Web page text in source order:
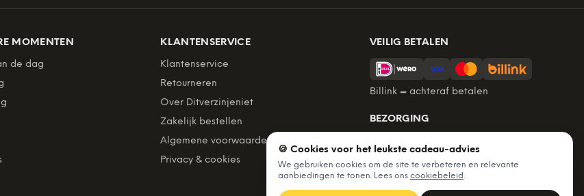
MOMENTEN
de dag
KLANTENSERVICE
Klantenservice
Retourneren
Over Ditverzinjeniet
Zakelijk bestellen
Algemene voorwaarden
Privacy & cookies
VEILIG BETALEN
Billink = achteraf betalen
BEZORGING
Gratis verzending vanaf €60. Tot 365
dagen retourneren.
★ 4,7/5 uit 6.234beoordelingen
🍪 Cookies voor het leukste cadeau-advies
We gebruiken cookies om de site te verbeteren en relevante
aanbiedingen te tonen. Lees ons cookiebeleid.